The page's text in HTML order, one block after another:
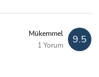
Mükemmel
1 Yorum
9.5